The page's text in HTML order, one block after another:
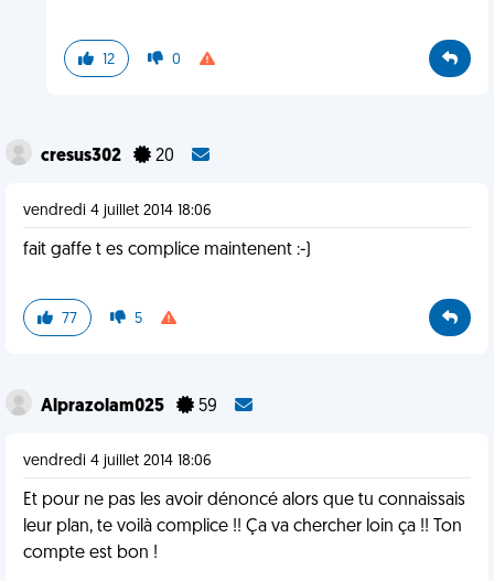
12 0
cresus302 20
vendredi 4 juillet 2014 18:06
fait gaffe t es complice maintenent :-)
77 5
Alprazolam025 59
vendredi 4 juillet 2014 18:06
Et pour ne pas les avoir dénoncé alors que tu connaissais
leur plan, te voilà complice !! Ça va chercher loin ça !! Ton
compte est bon !